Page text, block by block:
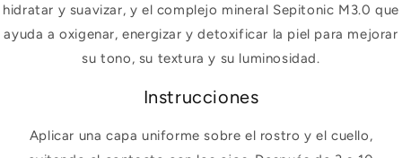
hidratar y suavizar, y el complejo mineral Sepitonic M3.0 que
ayuda a oxigenar, energizar y detoxificar la piel para mejorar
su tono, su textura y su luminosidad.
Instrucciones
Aplicar una capa uniforme sobre el rostro y el cuello,